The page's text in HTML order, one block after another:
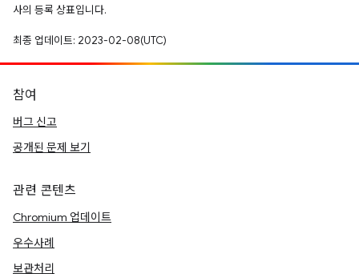
사의 등록 상표입니다.
최종 업데이트: 2023-02-08(UTC)
참여
버그 신고
공개된 문제 보기
관련 콘텐츠
Chromium 업데이트
우수사례
보관처리